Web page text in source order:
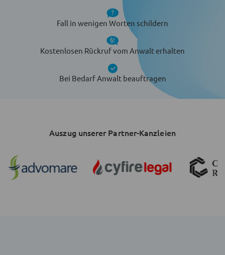
Fall in wenigen Worten schildern
Kostenlosen Rückruf vom Anwalt erhalten
Bei Bedarf Anwalt beauftragen
Auszug unserer Partner-Kanzleien